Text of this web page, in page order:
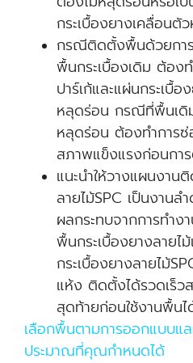
กระเบื้องยางเคลื่อนตั
กรณีติดตั้งพื้นด้วยกา
พื้นกระเบื้องเดิม ต้อง
ปาร์เก้และแผ่นกระเบื้
หลุดร่อน กรณีที่พื้นเดิ
หลุดร่อน ต้องทำการซ่
สภาพแข็งแรงก่อนกา
แนะนำให้วางแผนงาน
ลายไม้SPC เป็นงาน
ผลกระทบจากการทำง
พื้นกระเบื้องยางลาย
กระเบื้องยางลายไม้
แห้ง ติดตั้งได้รวดเร็ว
สุดท้ายก่อนใช้งานพื้นไ
เลือกพื้นตามการออกแบบแ
ประมาณที่คุณกำหนดได้